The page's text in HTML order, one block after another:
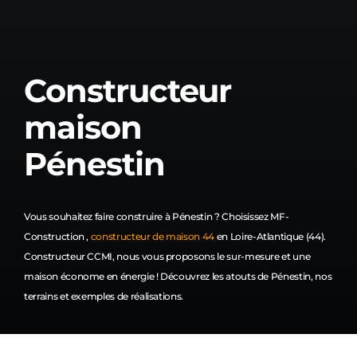
Constructeur
maison
Pénestin
Vous souhaitez faire construire à Pénestin ? Choisissez MF-
Construction , constructeur de maison 44 en Loire-Atlantique (44).
Constructeur CCMI, nous vous proposons le sur-mesure et une
maison économe en énergie ! Découvrez les atouts de Pénestin, nos
terrains et exemples de réalisations.